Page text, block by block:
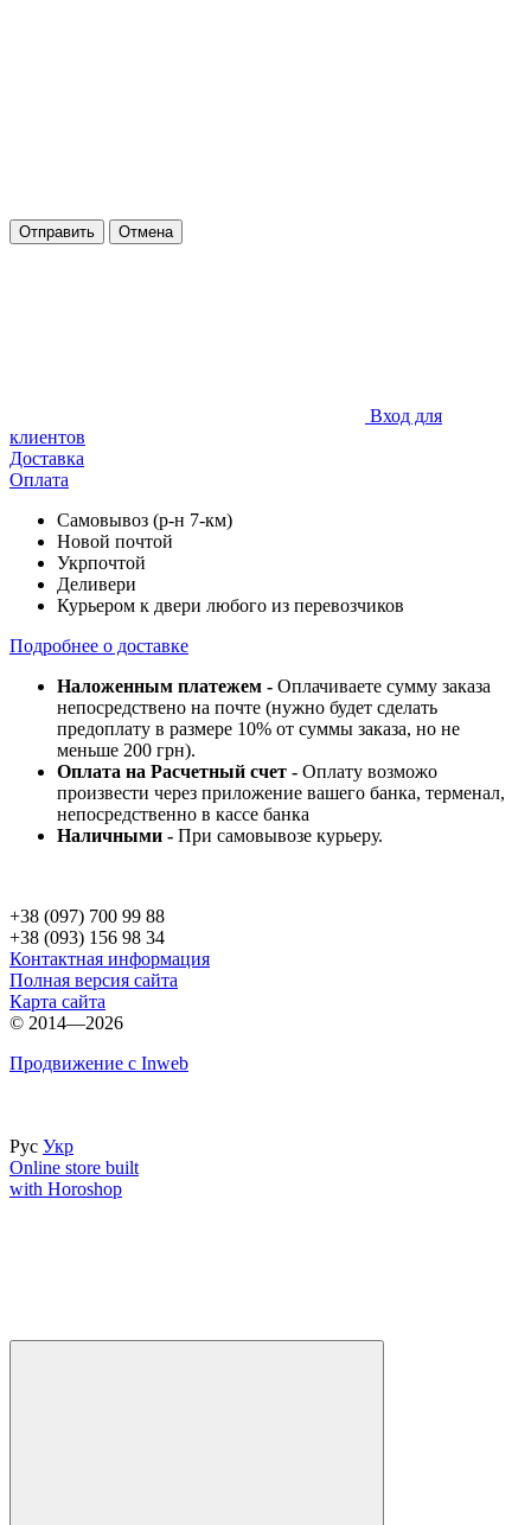
Отправить Отмена
Вход для
клиентов
Доставка
Оплата
Самовывоз (р-н 7-км)
Новой почтой
Укрпочтой
Деливери
Курьером к двери любого из перевозчиков
Подробнее о доставке
Наложенным платежем - Оплачиваете сумму заказа
непосредствено на почте (нужно будет сделать
предоплату в размере 10% от суммы заказа, но не
меньше 200 грн).
Оплата на Расчетный счет - Оплату возможо
произвести через приложение вашего банка, терменал,
непосредственно в кассе банка
Наличными - При самовывозе курьеру.
+38 (097) 700 99 88
+38 (093) 156 98 34
Контактная информация
Полная версия сайта
Карта сайта
© 2014—2026
Продвижение с Inweb
Рус Укр
Online store built
with Horoshop